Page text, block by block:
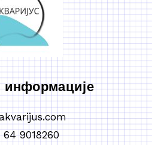
64 9018260